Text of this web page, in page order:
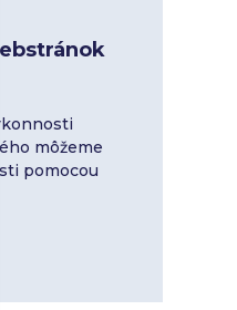
môžeme
pomocou